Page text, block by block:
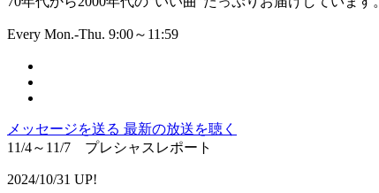
Every Mon.-Thu. 9:00～11:59
メッセージを送る 最新の放送を聴く
11/4～11/7 プレシャスレポート
2024/10/31 UP!